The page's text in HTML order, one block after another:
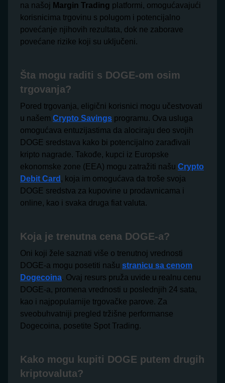
na našoj Margin Trading platformi, omogućavajući
korisnicima trgovinu s polugom i potencijalno
povećanje njihovih rezultata, dok ne zaborave
povećane rizike koji su uključeni.
Šta mogu raditi s DOGE-om osim
trgovanja?
Pored trgovanja, eligični korisnici mogu učestvovati
u našem Crypto Savings programu. Ova usluga
omogućava entuzijastima da alociraju deo svojih
DOGE sredstava kako bi potencijalno zarađivali
kripto nagrade. Takođe, kupci iz Europske
ekonomske zone (EEA) mogu zatražiti našu Crypto
Debit Card , koja im omogućava da troše svoja
DOGE sredstva za kupovine u prodavnicama i
online, kao i svaka druga fiat valuta.
Koja je trenutna cena DOGE-a?
Oni koji žele saznati više o trenutnoj vrednosti
DOGE-a mogu posetiti našu stranicu sa cenom
Dogecoina. Ovaj resurs pruža uvide u realnu cenu
DOGE-a, promena vrednosti u poslednjih 24 sata,
kao i najpopularnije trgovačke parove. Za
sveobuhvatniji pregled tržišne performanse
Dogecoina, posetite Spot Trading.
Kako mogu kupiti DOGE putem drugih
kriptovaluta?